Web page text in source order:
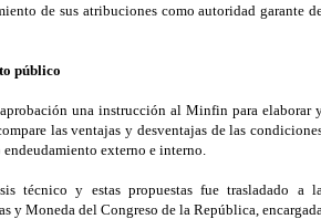
de sus atribuciones como autoridad garante
público
una instrucción al Minfin para elaborar
las ventajas y desventajas de las
externo e interno.
técnico y estas propuestas fue trasladado a
y Moneda del Congreso de la República,